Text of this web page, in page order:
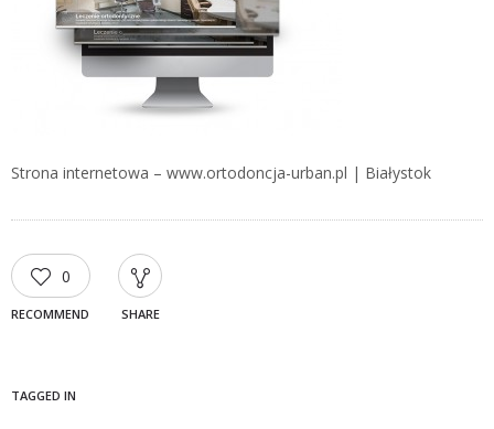
Strona internetowa – www.ortodoncja-urban.pl | Białystok
0
RECOMMEND SHARE
TAGGED IN